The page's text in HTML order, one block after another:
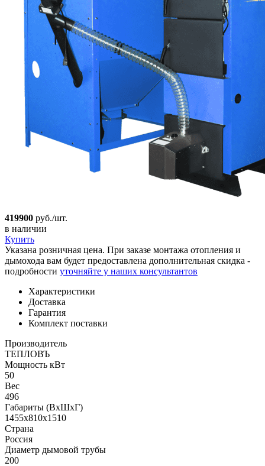
419900 руб./шт.
в наличии
Купить
Указана розничная цена. При заказе монтажа отопления и
дымохода вам будет предоставлена дополнительная скидка -
подробности уточняйте у наших консультантов
Характеристики
Доставка
Гарантия
Комплект поставки
Производитель
ТЕПЛОВЪ
Мощность кВт
50
Вес
496
Габариты (ВхШхГ)
1455х810х1510
Страна
Россия
Диаметр дымовой трубы
200